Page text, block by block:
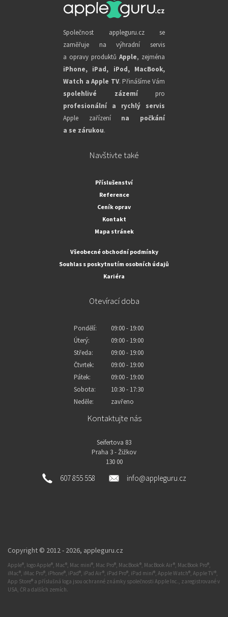
Společnost appleguru.cz se
zaměřuje na výhradní servis
a opravy produktů Apple, zejména
iPhone, iPad, iPod, MacBook,
Watch a Apple TV. Přinášíme Vám
spolehlivé zázemípro
profesionální a rychlý servis
Apple zařízení na počkání
a se zárukou.
Navštivte také
Příslušenství
Reference
Ceník oprav
Kontakt
Mapa stránek
Všeobecné obchodní podmínky
Souhlas s poskytnutím osobních údajů
Kariéra
Otevírací doba
Pondělí:
09:00 - 19:00
Úterý:
09:00 - 19:00
Středa:
09:00 - 19:00
Čtvrtek:
09:00 - 19:00
Pátek:
09:00 - 19:00
Sobota:
10:30 - 17:30
Neděle:
zavřeno
Kontaktujte nás
Seifertova 83
Praha 3 - Žižkov
130 00
607 855 558 info@appleguru.cz
Copyright © 2012 - 2026, appleguru.cz
Apple®, logo Apple®, Mac®, Mac mini®, Mac Pro®, MacBook®, MacBook Air®, MacBook Pro®,
iMac®, iMac Pro®, iPhone®, iPad®, iPad Air®, iPad Pro®, iPad mini®, Apple Watch®, Apple TV®,
App Store® a příslušná loga jsou ochranné známky společnosti Apple Inc., zaregistrované v
USA, ČR a dalších zemích.